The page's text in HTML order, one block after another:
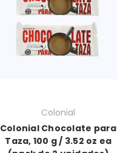
Colonial
Colonial Chocolate para
Taza, 100 g / 3.52 oz ea